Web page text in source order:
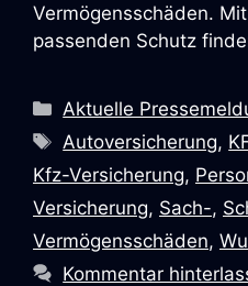
Vermögensschäden.
passenden Schutz
Kategorien
Aktuelle
Schlagwörter
Autoversicherung,
Kfz-Versicherung,
Versicherung, Sach-,
Vermögensschäden,
Kommentar